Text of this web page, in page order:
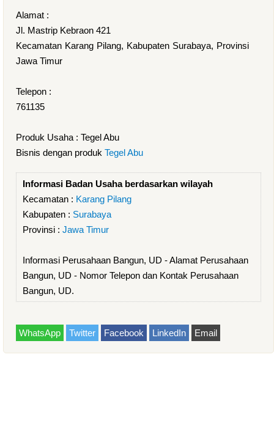
Alamat :
Jl. Mastrip Kebraon 421
Kecamatan Karang Pilang, Kabupaten Surabaya, Provinsi
Jawa Timur
Telepon :
761135
Produk Usaha : Tegel Abu
Bisnis dengan produk Tegel Abu
Informasi Badan Usaha berdasarkan wilayah
Kecamatan : Karang Pilang
Kabupaten : Surabaya
Provinsi : Jawa Timur
Informasi Perusahaan Bangun, UD - Alamat Perusahaan
Bangun, UD - Nomor Telepon dan Kontak Perusahaan
Bangun, UD.
WhatsApp Twitter Facebook LinkedIn Email